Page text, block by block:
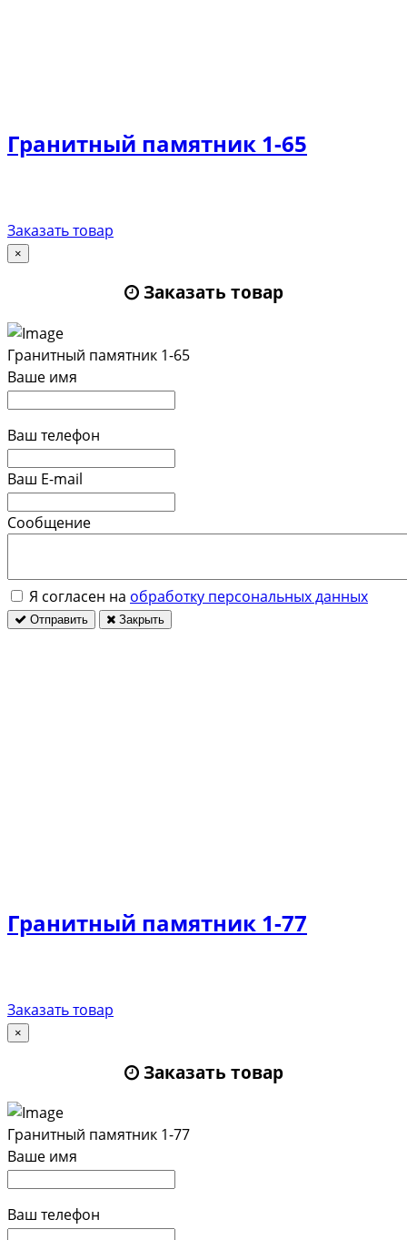
Гранитный памятник 1-65
Заказать товар
×
Заказать товар
Гранитный памятник 1-65
Ваше имя
Ваш телефон
Ваш E-mail
Сообщение
Я согласен на обработку персональных данных
Отправить Закрыть
Гранитный памятник 1-77
Заказать товар
×
Заказать товар
Гранитный памятник 1-77
Ваше имя
Ваш телефон